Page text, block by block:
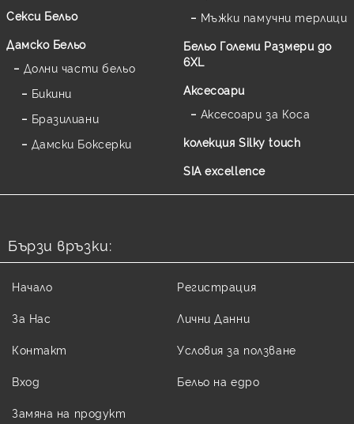
Секси Бельо
Дамско Бельо
Долни части бельо
Бикини
Бразилиани
Дамски Боксерки
Мъжки памучни терлици
Бельо Големи Размери до
6XL
Аксесоари
Аксесоари за Коса
колекция Silky touch
SIA excellence
Бързи връзки:
Начало
За Нас
Контакт
Вход
Регистрация
Лични Данни
Условия за ползване
Бельо на едро
Замяна на продукт